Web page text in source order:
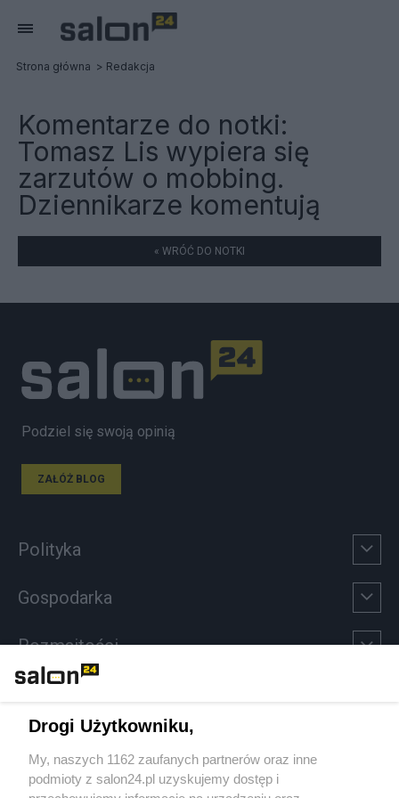
Strona główna Redakcja
Komentarze do notki:
Tomasz Lis wypiera się
zarzutów o mobbing.
Dziennikarze komentują
« WRÓĆ DO NOTKI
Podziel się swoją opinią
ZAŁÓŻ BLOG
Polityka
Gospodarka
Rozmaitości
Sport
Społeczeństwo
Drogi Użytkowniku,
My, naszych 1162 zaufanych partnerów oraz inne
podmioty z salon24.pl uzyskujemy dostęp i